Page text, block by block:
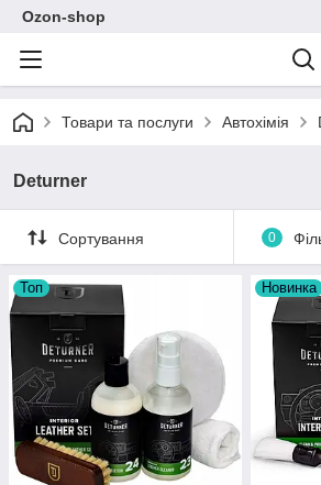
Ozon-shop
Товари та послуги Автохімія
Deturner
Сортування 0
Топ Новинка